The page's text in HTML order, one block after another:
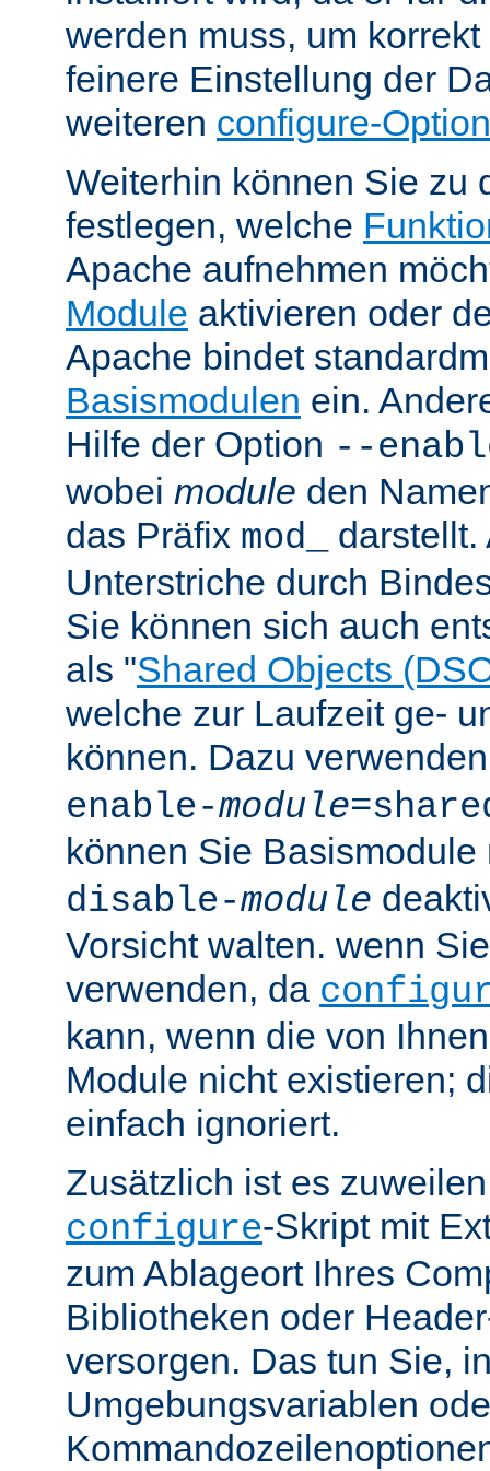
werden muss, um
feinere Einstellung der
weiteren configure-
Weiterhin können Sie zu
festlegen, welche
Apache aufnehmen
Module aktivieren oder
Apache bindet
Basismodulen ein.
Hilfe der Option --
wobei module den
das Präfix mod_
darstellt.
Unterstriche durch
Sie können sich auch
als "Shared Objects
welche zur Laufzeit ge-
können. Dazu
enable-module
können Sie
disable-module
Vorsicht walten. wenn
verwenden, da
kann, wenn die von
Module nicht existieren;
einfach ignoriert.
Zusätzlich ist es
configure-Skript mit
zum Ablageort Ihres
Bibliotheken oder
versorgen. Das tun Sie,
Umgebungsvariablen